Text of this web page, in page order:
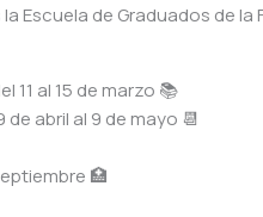
Escuela de Graduados de
11 al 15 de marzo 📚
de abril al 9 de mayo 📆
🏥